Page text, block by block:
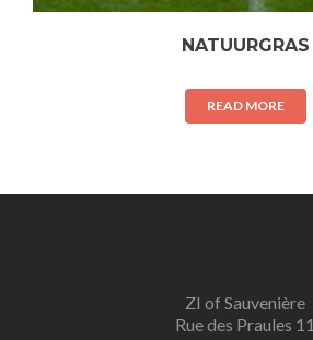
NATUURGRAS
READ MORE
ZI of Sauvenière
Rue des Praules 11